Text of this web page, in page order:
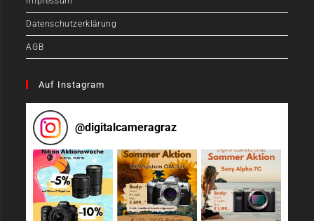
Datenschutzerklärung
AGB
Auf Instagram
@digitalcameragraz